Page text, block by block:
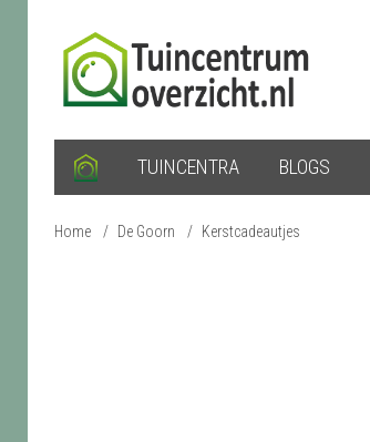
TUINCENTRA BLOGS
Home / De Goorn / Kerstcadeautjes